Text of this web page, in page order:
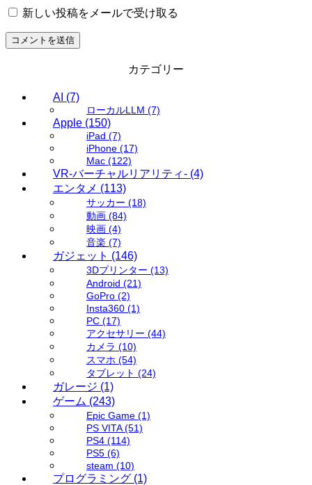
新しい投稿をメールで受け取る
カテゴリー
AI (7)
ローカルLLM (7)
Apple (150)
iPad (7)
iPhone (17)
Mac (122)
VR-バーチャルリアリティ- (4)
エンタメ (113)
サッカー (18)
動画 (84)
映画 (4)
音楽 (7)
ガジェット (146)
3Dプリンター (13)
Android (21)
GoPro (2)
Insta360 (1)
PC (17)
アクセサリー (44)
カメラ (10)
スマホ (54)
タブレット (24)
ガレージ (1)
ゲーム (243)
Epic Game (1)
PS VITA(51)
PS4 (114)
PS5 (6)
steam (10)
プログラミング (1)